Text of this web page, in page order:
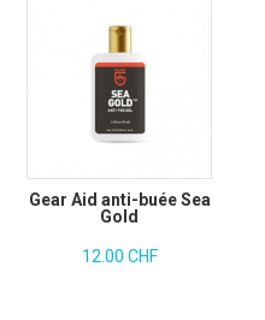
Gear Aid anti-buée Sea
Gold
12.00 CHF